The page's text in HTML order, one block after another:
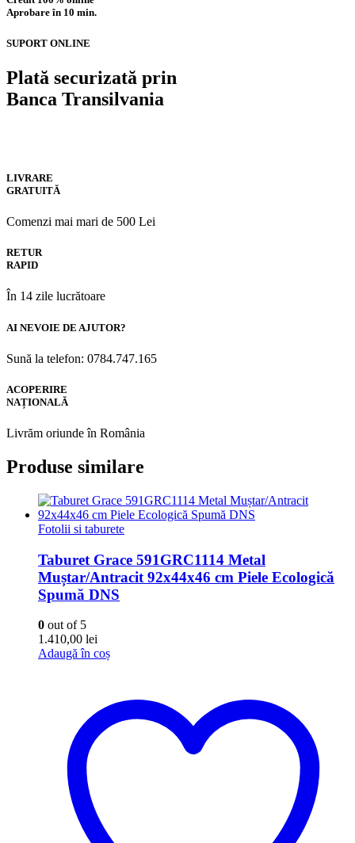
Aprobare în 10 min.
SUPORT ONLINE
Plată securizată prin
Banca Transilvania
LIVRARE
GRATUITĂ
Comenzi mai mari de 500 Lei
RETUR
RAPID
În 14 zile lucrătoare
AI NEVOIE DE AJUTOR?
Sună la telefon: 0784.747.165
ACOPERIRE
NAȚIONALĂ
Livrăm oriunde în România
Produse similare
Fotolii si taburete
Taburet Grace 591GRC1114 Metal
Muștar/Antracit 92x44x46 cm Piele Ecologică
Spumă DNS
0 out of 5
1.410,00 lei
Adaugă în coș